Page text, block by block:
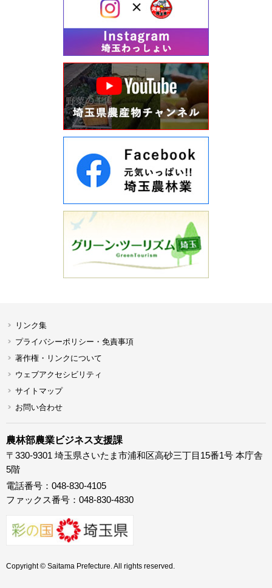
リンク集
プライバシーポリシー・免責事項
著作権・リンクについて
ウェブアクセシビリティ
サイトマップ
お問い合わせ
農林部農業ビジネス支援課
〒330-9301 埼玉県さいたま市浦和区高砂三丁目15番1号 本庁舎
5階
電話番号：048-830-4105
ファックス番号：048-830-4830
Copyright © Saitama Prefecture. All rights reserved.